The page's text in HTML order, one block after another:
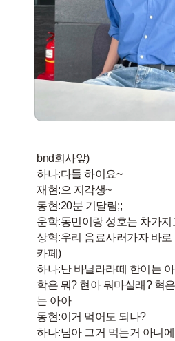
bnd회사앞)
하나:다들 하이요~
재현:으 지각생~
동현:20분 기달림;;
운학:동민이랑 성호는 차가지
상혁:우리 음료사러가자 바로
카페)
하나:난 바닐라라떼 한이는
학은 뭐? 현아 뭐마실래? 혁
는 아아
동현:이거 먹어도 되나?
하나:님아 그거 먹는거 아니